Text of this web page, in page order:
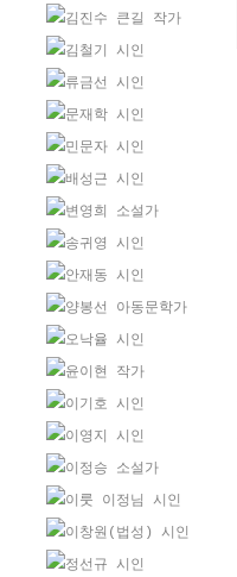
김진수 큰길 작가
김철기 시인
류금선 시인
문재학 시인
민문자 시인
배성근 시인
변영희 소설가
송귀영 시인
안재동 시인
양봉선 아동문학가
오낙율 시인
윤이현 작가
이기호 시인
이영지 시인
이정승 소설가
이룻 이정님 시인
이창원(법성) 시인
정선규 시인